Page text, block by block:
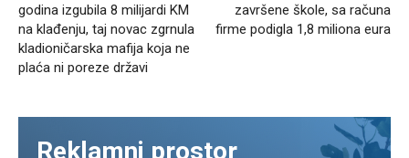
godina izgubila 8 milijardi KM
na klađenju, taj novac zgrnula
kladioničarska mafija koja ne
plaća ni poreze državi
završene škole, sa računa
firme podigla 1,8 miliona eura
Reklamni prostor